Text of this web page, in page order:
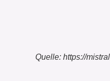
Quelle: https://